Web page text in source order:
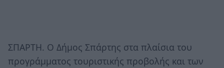
ΣΠΑΡΤΗ. Ο Δήμος Σπάρτης στα πλαίσια του
προγράμματος τουριστικής προβολής και των